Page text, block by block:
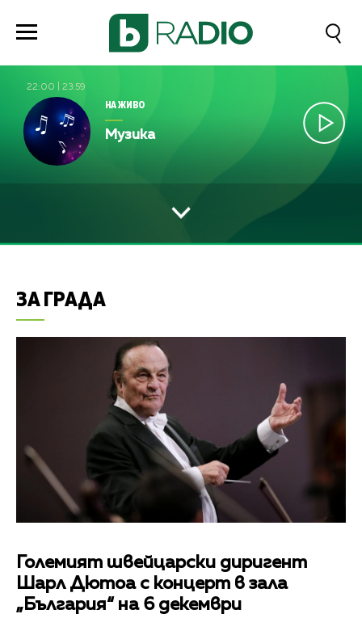
22:00 23:59
НА ЖИВО
Музика
ЗА ГРАДА
Големият швейцарски диригент
Шарл Дютоа с концерт в зала
„България“ на 6 декември